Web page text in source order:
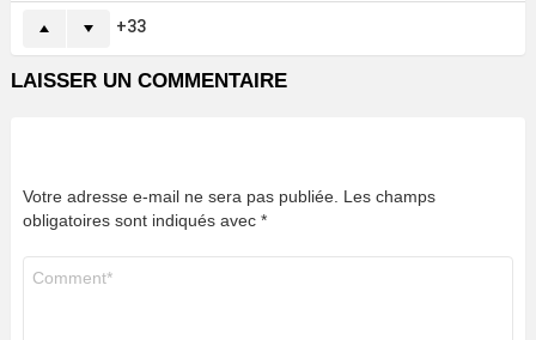
33
LAISSER UN COMMENTAIRE
Votre adresse e-mail ne sera pas publiée. Les champs
obligatoires sont indiqués avec *